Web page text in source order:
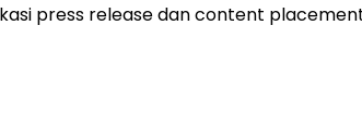
press release dan content